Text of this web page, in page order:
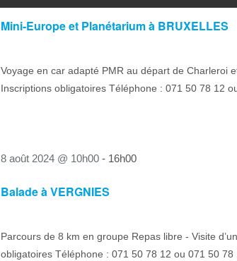
Mini-Europe et Planétarium à BRUXELLES
Voyage en car adapté PMR au départ de Charleroi
Inscriptions obligatoires Téléphone : 071 50 78 12
Balade à VERGNIES
8 août 2024 @ 10h00- 16h00
Parcours de 8 km en groupe Repas libre - Visite
obligatoires Téléphone : 071 50 78 12 ou 071 50